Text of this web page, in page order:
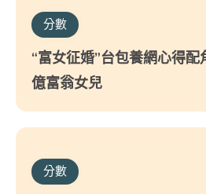
分數
“富女征婚”台包養網心得
億富翁女兒
分數